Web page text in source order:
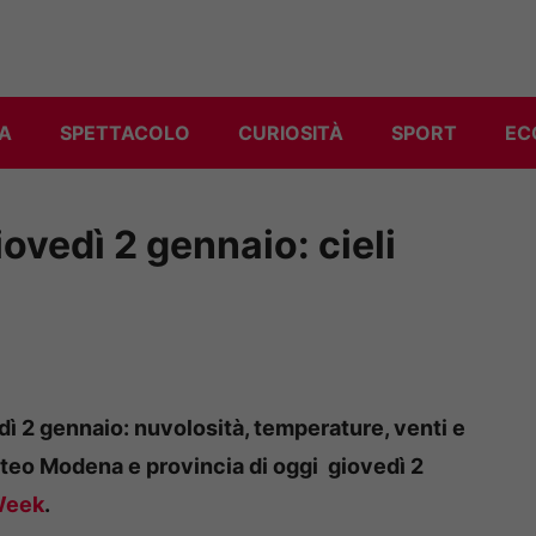
SPETTACOLO CURIOSITÀ SPORT
2 gennaio: cieli
2 gennaio: nuvolosità, temperature, venti e
Modena e provincia di oggi giovedì 2
.